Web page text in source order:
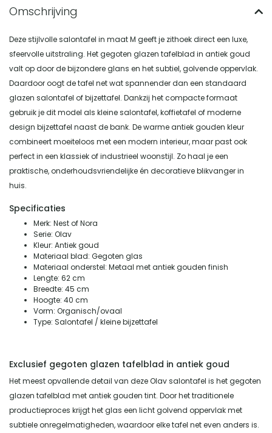
Deze stijlvolle salontafel in maat M geeft je zithoek direct een luxe,
sfeervolle uitstraling. Het gegoten glazen tafelblad in antiek goud
valt op door de bijzondere glans en het subtiel, golvende oppervlak.
Daardoor oogt de tafel net wat spannender dan een standaard
glazen salontafel of bijzettafel. Dankzij het compacte formaat
gebruik je dit model als kleine salontafel, koffietafel of moderne
design bijzettafel naast de bank. De warme antiek gouden kleur
combineert moeiteloos met een modern interieur, maar past ook
perfect in een klassiek of industrieel woonstijl. Zo haal je een
praktische, onderhoudsvriendelijke én decoratieve blikvanger in
huis.
Specificaties
Merk: Nest of Nora
Serie: Olav
Kleur: Antiek goud
Materiaal blad: Gegoten glas
Materiaal onderstel: Metaal met antiek gouden finish
Lengte: 62 cm
Breedte: 45 cm
Hoogte: 40 cm
Vorm: Organisch/ovaal
Type: Salontafel / kleine bijzettafel
Exclusief gegoten glazen tafelblad in antiek goud
Het meest opvallende detail van deze Olav salontafel is het gegoten
glazen tafelblad met antiek gouden tint. Door het traditionele
productieproces krijgt het glas een licht golvend oppervlak met
subtiele onregelmatigheden, waardoor elke tafel net even anders is.